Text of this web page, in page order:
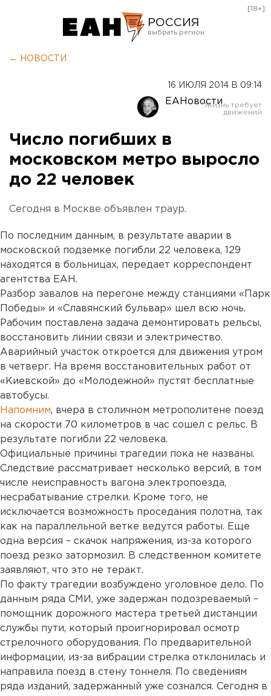
РОССИЯ
Оренбург
[18+]
← НОВОСТИ
16 ИЮЛЯ 2014 В 09:14
ЕАНовости
Число погибших в
московском метро выросло
до 22 человек
Сегодня в Москве объявлен траур.
По последним данным, в результате аварии в
московской подземке погибли 22 человека, 129
находятся в больницах, передает корреспондент
агентства ЕАН.
Разбор завалов на перегоне между станциями «Парк
Победы» и «Славянский бульвар» шел всю ночь.
Рабочим поставлена задача демонтировать рельсы,
восстановить линии связи и электричество.
Аварийный участок откроется для движения утром
в четверг. На время восстановительных работ от
«Киевской» до «Молодежной» пустят бесплатные
автобусы.
Напомним, вчера в столичном метрополитене поезд
на скорости 70 километров в час сошел с рельс. В
результате погибли 22 человека.
Официальные причины трагедии пока не названы.
Следствие рассматривает несколько версий, в том
числе неисправность вагона электропоезда,
несрабатывание стрелки. Кроме того, не
исключается возможность проседания полотна, так
как на параллельной ветке ведутся работы. Еще
одна версия – скачок напряжения, из-за которого
поезд резко затормозил. В следственном комитете
заявляют, что это не теракт.
По факту трагедии возбуждено уголовное дело. По
данным ряда СМИ, уже задержан подозреваемый –
помощник дорожного мастера третьей дистанции
службы пути, который проигнорировал осмотр
стрелочного оборудования. По предварительной
информации, из-за вибрации стрелка отклонилась и
направила поезд в стену тоннеля. По сведениям
ряда изданий, задержанный уже сознался. Сегодня в